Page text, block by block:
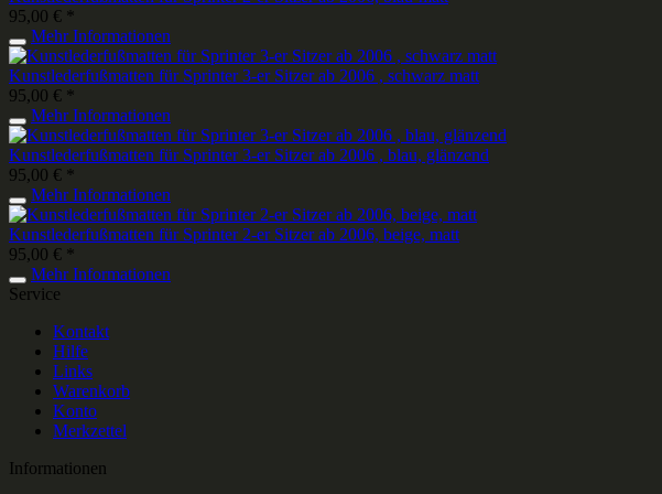
95,00 € *
Mehr Informationen
Kunstlederfußmatten für Sprinter 3-er Sitzer ab 2006 , schwarz matt
95,00 € *
Mehr Informationen
Kunstlederfußmatten für Sprinter 3-er Sitzer ab 2006 , blau, glänzend
95,00 € *
Mehr Informationen
Kunstlederfußmatten für Sprinter 2-er Sitzer ab 2006, beige, matt
95,00 € *
Mehr Informationen
Service
Kontakt
Hilfe
Links
Warenkorb
Konto
Merkzettel
Informationen